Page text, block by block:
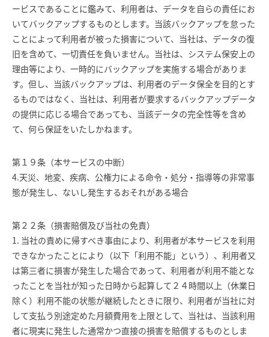
ービスであることに鑑みて、利用者は、データを自らの責任にお
いてバックアップするものとします。当該バックアップを怠った
ことによって利用者が被った損害について、当社は、データの復
旧を含めて、一切責任を負いません。当社は、システム保安上の
理由等により、一時的にバックアップを実施する場合がありま
す。但し、当該バックアップは、利用者のデータ保全を目的とす
るものではなく、当社は、利用者が要求するバックアップデータ
の提供に応じる場合であっても、当該データの完全性等を含め
て、何ら保証をいたしかねます。
第１９条（本サービスの中断）
4.天災、地変、疾病、公権力による命令・処分・指導等の非常事
態が発生し、ないし発生するおそれがある場合
第２２条（損害賠償及び当社の免責）
1. 当社の責めに帰すべき事由により、利用者が本サービスを利用
できなかったことにより（以下「利用不能」という）、利用者又
は第三者に損害が発生した場合であって、利用者が利用不能とな
ったことを当社が知った日時から起算して２４時間以上（休業日
除く）利用不能の状態が継続したときに限り、利用者が当社に対
して支払う別途定めた月額費用を上限として、当社は、当該利用
者に現実に発生した通常かつ直接の損害を賠償するものとしま